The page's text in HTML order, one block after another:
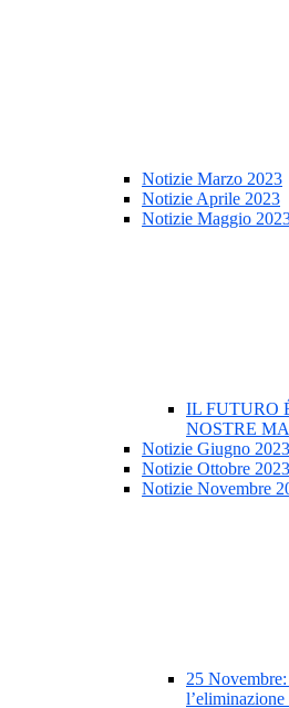
Notizie Marzo 2023
Notizie Aprile 2023
Notizie Maggio
IL FUTURO
NOSTRE
Notizie Giugno 2023
Notizie Ottobre 2023
Notizie Novembre
25